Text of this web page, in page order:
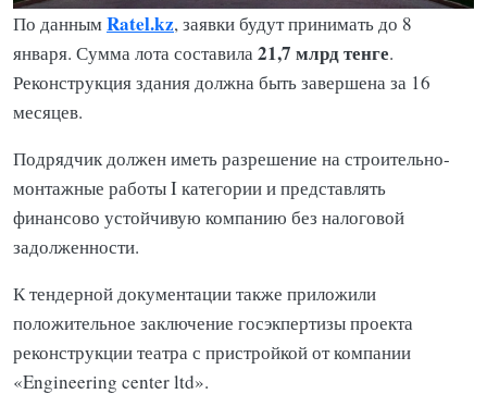
По даннымRatel.kz, заявки будут принимать до 8
января. Сумма лота составила21,7 млрд тенге.
Реконструкция здания должна быть завершена за 16
месяцев.
Подрядчик должен иметь разрешение на строительно-
монтажные работы I категории и представлять
финансово устойчивую компанию без налоговой
задолженности.
К тендерной документации также приложили
положительное заключение госэкпертизы проекта
реконструкции театра с пристройкой от компании
«Engineering center ltd».